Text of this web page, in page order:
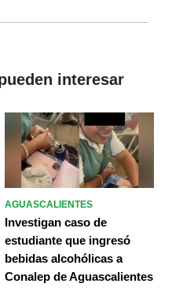
interesar
AGUASCALIENTES
Investigan caso de
estudiante que ingresó
bebidas alcohólicas a
Conalep de Aguascalientes